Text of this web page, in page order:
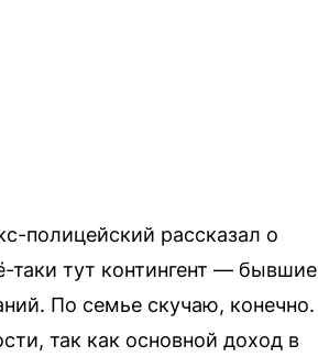
полицейский рассказал о
таки тут контингент — бывшие
По семье скучаю, конечно.
так как основной доход в